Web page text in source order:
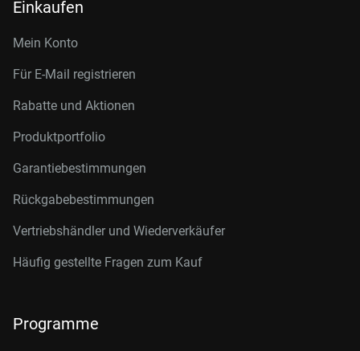
Einkaufen
Mein Konto
Für E-Mail registrieren
Rabatte und Aktionen
Produktportfolio
Garantiebestimmungen
Rückgabebestimmungen
Vertriebshändler und Wiederverkäufer
Häufig gestellte Fragen zum Kauf
Programme